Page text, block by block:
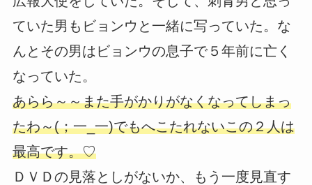
ていた男もビョンウと一緒に写っていた。な
んとその男はビョンウの息子で５年前に亡く
なっていた。
あらら～～また手がかりがなくなってしまっ
たわ～(；一_一)でもへこたれないこの２人は
最高です。♡
ＤＶＤの見落としがないか、もう一度見直す